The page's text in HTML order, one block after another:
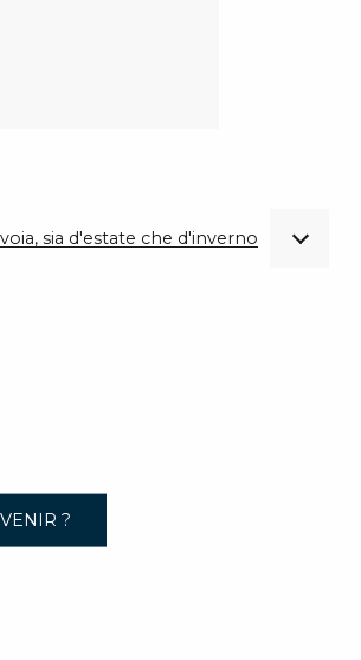
sia d'estate che d'inverno
?